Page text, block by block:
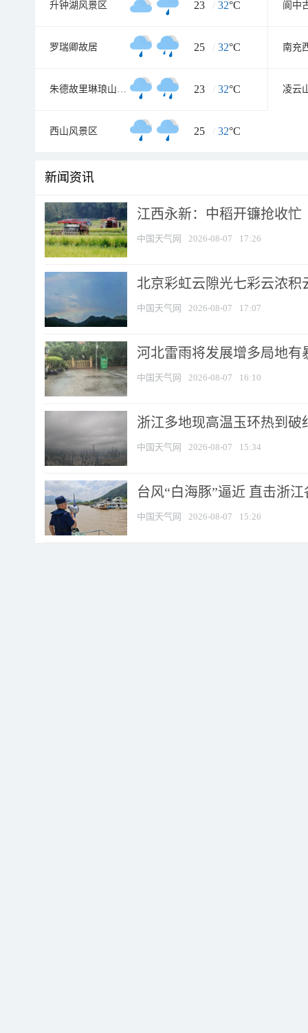
升钟湖风景区 23 / 32°C 阆中
罗瑞卿故居 25 / 32°C
朱德故里琳琅山景区 23 / 32°C 凌云
西山风景区 25 / 32°C
新闻资讯
江西永新：中稻开镰抢收忙
中国天气网 2026-08-07 17:26
北京彩虹云隙光七彩云浓积
中国天气网 2026-08-07 17:07
河北雷雨将发展增多局地有
中国天气网 2026-08-07 16:10
浙江多地现高温玉环热到破
中国天气网 2026-08-07 15:34
台风“白海豚”逼近 直击浙
中国天气网 2026-08-07 15:26